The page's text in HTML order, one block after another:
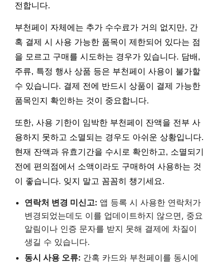
전합니다.
부천페이 자체에는 추가 수수료가 거의 없지만, 간
혹 결제 시 사용 가능한 품목이 제한되어 있다는 점
을 모르고 구매를 시도하는 경우가 있습니다. 담배,
주류, 특정 행사 상품 등은 부천페이 사용이 불가할
수 있습니다. 결제 전에 반드시 상품이 결제 가능한
품목인지 확인하는 것이 중요합니다.
또한, 사용 기한이 임박한 부천페이 잔액을 전부 사
용하지 못하고 소멸되는 경우도 아쉬운 상황입니다.
현재 잔액과 유효기간을 수시로 확인하고, 소멸되기
전에 편의점에서 소액이라도 구매하여 사용하는 것
이 좋습니다. 잊지 말고 꼼꼼히 챙기세요.
연락처 변경 미신고: 앱 등록 시 사용한 연락처가
변경되었는데도 이를 업데이트하지 않으면, 중요
알림이나 인증 문자를 받지 못해 결제에 차질이
생길 수 있습니다.
동시 사용 오류: 간혹 카드와 부천페이를 동시에